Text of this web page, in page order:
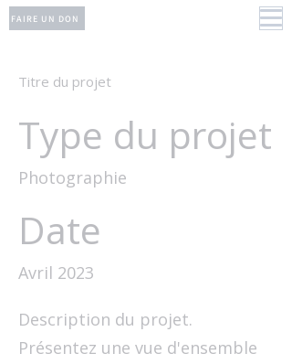
FAIRE UN DON
Titre du projet
Type du projet
Photographie
Date
Avril 2023
Description du projet.
Présentez une vue d'ensemble